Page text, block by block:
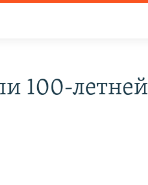
100-летней